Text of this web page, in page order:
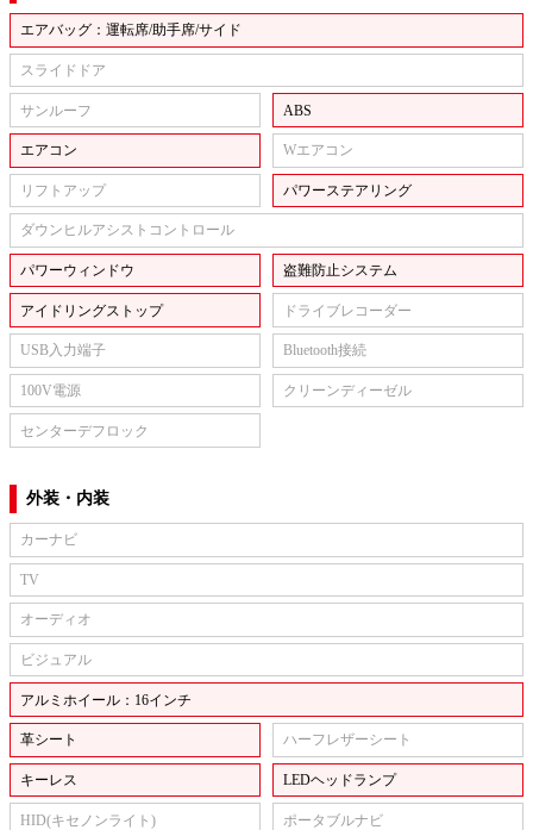
エアバッグ：運転席/助手席/サイド
スライドドア
サンルーフ ABS
エアコン Wエアコン
リフトアップ パワーステアリング
ダウンヒルアシストコントロール
パワーウィンドウ 盗難防止システム
アイドリングストップ ドライブレコーダー
USB入力端子 Bluetooth接続
100V電源 クリーンディーゼル
センターデフロック
外装・内装
カーナビ
TV
オーディオ
ビジュアル
アルミホイール：16インチ
革シート ハーフレザーシート
キーレス LEDヘッドランプ
HID(キセノンライト) ポータブルナビ